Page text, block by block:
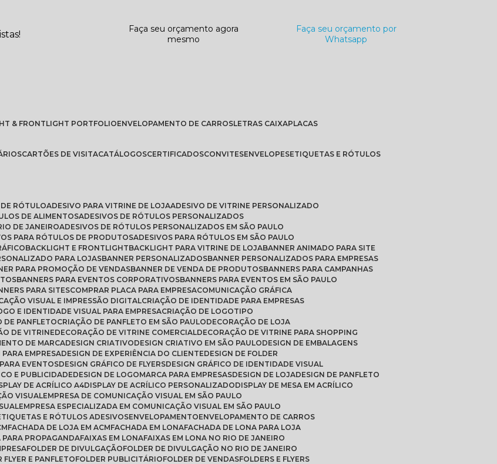
Faça seu orçamento agora
mesmo
Faça seu orçamento por
Whatsapp
& FRONTLIGHT PORTFOLIO ENVELOPAMENTO DE CARROS LETRAS CAIXA
PLACAS
CARTÕES DE VISITA CATÁLOGOS CERTIFICADOS CONVITES ENVELOPES
ETIQUETAS E RÓTULOS
DE RÓTULO ADESIVO PARA VITRINE DE LOJA ADESIVO DE VITRINE PERSONALIZADO
DE ALIMENTOS ADESIVOS DE RÓTULOS PERSONALIZADOS
DE JANEIRO
ADESIVOS DE RÓTULOS PERSONALIZADOS EM SÃO PAULO
PARA RÓTULOS DE PRODUTOS ADESIVOS PARA RÓTULOS EM SÃO PAULO
BACKLIGHT E FRONTLIGHT BACKLIGHT PARA VITRINE DE LOJA BANNER ANIMADO PARA SITE
PARA LOJAS BANNER PERSONALIZADOS BANNER PERSONALIZADOS PARA EMPRESAS
PARA PROMOÇÃO DE VENDAS BANNER DE VENDA DE PRODUTOS BANNERS PARA CAMPANHAS
BANNERS PARA EVENTOS CORPORATIVOS BANNERS PARA EVENTOS EM SÃO PAULO
PARA SITES COMPRAR PLACA PARA EMPRESA COMUNICAÇÃO GRÁFICA
VISUAL E IMPRESSÃO DIGITAL CRIAÇÃO DE IDENTIDADE PARA EMPRESAS
E IDENTIDADE VISUAL PARA EMPRESA
CRIAÇÃO DE LOGOTIPO
DE PANFLETO CRIAÇÃO DE PANFLETO EM SÃO PAULO
DECORAÇÃO DE LOJA
DE VITRINE DECORAÇÃO DE VITRINE COMERCIAL
DECORAÇÃO DE VITRINE PARA SHOPPING
DE MARCA DESIGN CRIATIVO DESIGN CRIATIVO EM SÃO PAULO
DESIGN DE EMBALAGENS
PARA EMPRESA DESIGN DE EXPERIÊNCIA DO CLIENTE
DESIGN DE FOLDER
PARA EVENTOS DESIGN GRÁFICO DE FLYERS
DESIGN GRÁFICO DE IDENTIDADE VISUAL
E PUBLICIDADE DESIGN DE LOGOMARCA PARA EMPRESAS DESIGN DE LOJA
DESIGN DE PANFLETO
DE ACRÍLICO A4 DISPLAY DE ACRÍLICO PERSONALIZADO
DISPLAY DE MESA EM ACRÍLICO
VISUAL
EMPRESA DE COMUNICAÇÃO VISUAL EM SÃO PAULO
EMPRESA ESPECIALIZADA EM COMUNICAÇÃO VISUAL EM SÃO PAULO
E RÓTULOS ADESIVOS ENVELOPAMENTO
ENVELOPAMENTO DE CARROS
FACHADA DE LOJA EM ACM FACHADA EM LONA FACHADA DE LONA PARA LOJA
PARA PROPAGANDA FAIXAS EM LONA FAIXAS EM LONA NO RIO DE JANEIRO
FOLDER DE DIVULGAÇÃO FOLDER DE DIVULGAÇÃO NO RIO DE JANEIRO
FLYER E PANFLETO FOLDER PUBLICITÁRIO FOLDER DE VENDAS FOLDERS E FLYERS